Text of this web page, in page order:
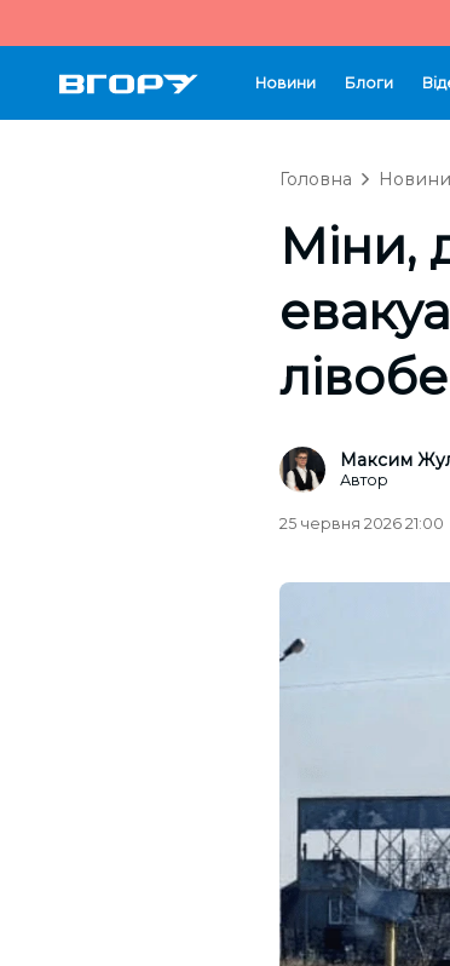
Новини Блоги
Головна Новини
Міни,
Максим
Автор
25 червня 2026 21:00